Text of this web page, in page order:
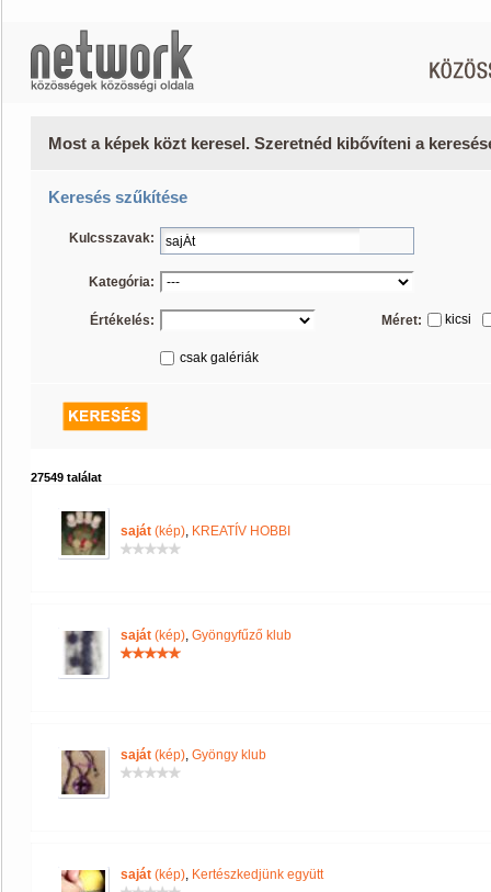
Most a képek közt keresel. Szeretnéd kibővíteni a
Keresés szűkítése
Kulcsszavak:
Kategória:
Értékelés: Méret: kicsi
csak galériák
27549 találat
saját (kép), KREATÍV HOBBI
saját (kép), Gyöngyfűző klub
saját (kép), Gyöngy klub
saját (kép), Kertészkedjünk együtt